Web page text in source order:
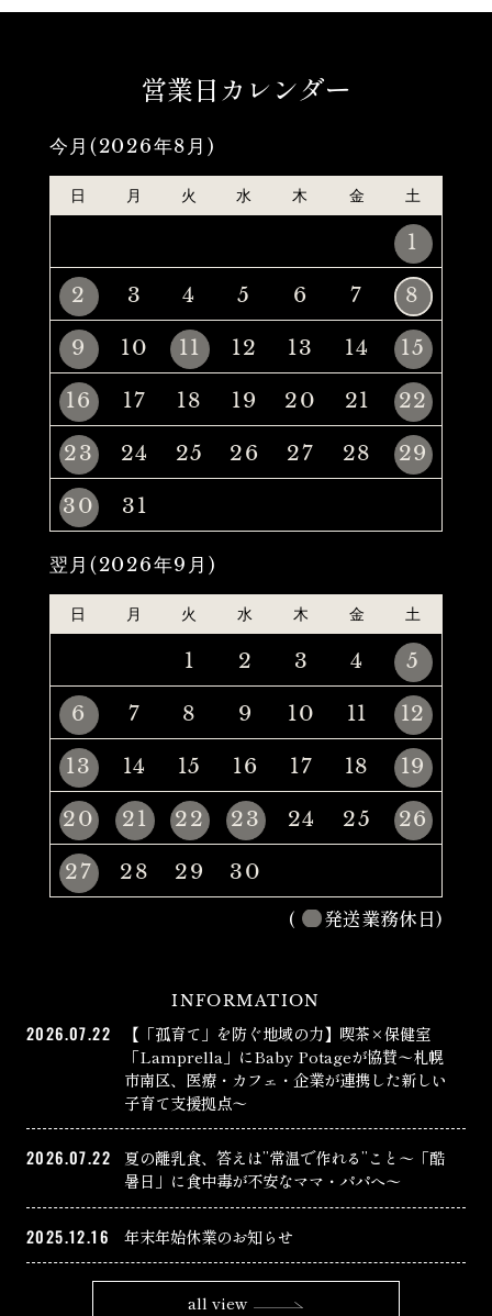
営業日カレンダー
今月(2026年8月)
日 月 火 水 木 金 土
1
2
3 4 5 6 7
8
9
10 11 12 13 14
15
16
17 18 19 20 21
22
23
24 25 26 27 28
29
30
31
翌月(2026年9月)
日 月 火 水 木 金 土
1 2 3 4
5
6
7 8 9 10 11
12
13
14 15 16 17 18
19
20
21 22 23 24 25
26
27
28 29
30
(
発送業務休日)
INFORMATION
2026.07.22
【「孤育て」を防ぐ地域の力】喫茶×保健室
「Lamprella」にBaby Potageが協賛〜札幌
市南区、医療・カフェ・企業が連携した新しい
子育て支援拠点〜
2026.07.22
夏の離乳食、答えは”常温で作れる”こと〜「酷
暑日」に食中毒が不安なママ・パパへ〜
2025.12.16 年末年始休業のお知らせ
all view